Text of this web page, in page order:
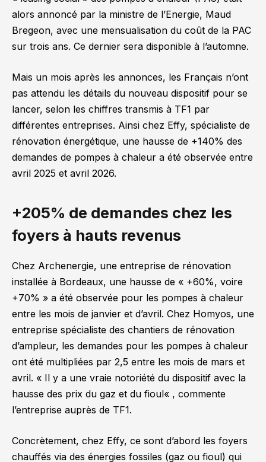
alors annoncé par la ministre de l’Energie, Maud
Bregeon, avec une mensualisation du coût de la PAC
sur trois ans. Ce dernier sera disponible à l’automne.
Mais un mois après les annonces, les Français n’ont
pas attendu les détails du nouveau dispositif pour se
lancer, selon les chiffres transmis à TF1 par
différentes entreprises. Ainsi chez Effy, spécialiste de
rénovation énergétique, une hausse de +140% des
demandes de pompes à chaleur a été observée entre
avril 2025 et avril 2026.
+205% de demandes chez les
foyers à hauts revenus
Chez Archenergie, une entreprise de rénovation
installée à Bordeaux, une hausse de « +60%, voire
+70% » a été observée pour les pompes à chaleur
entre les mois de janvier et d’avril. Chez Homyos, une
entreprise spécialiste des chantiers de rénovation
d’ampleur, les demandes pour les pompes à chaleur
ont été multipliées par 2,5 entre les mois de mars et
avril. « Il y a une vraie notoriété du dispositif avec la
hausse des prix du gaz et du fioul« , commente
l’entreprise auprès de TF1.
Concrètement, chez Effy, ce sont d’abord les foyers
chauffés via des énergies fossiles (gaz ou fioul) qui